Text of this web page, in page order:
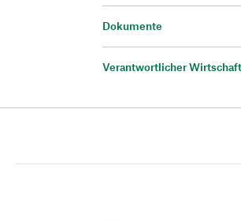
Dokumente
Verantwortlicher